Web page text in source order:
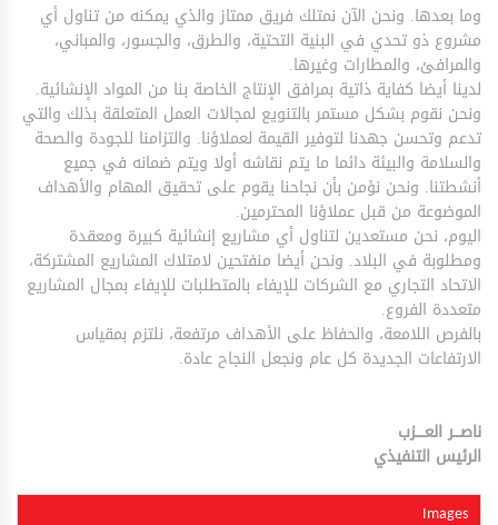
وما بعدها. ونحن الآن نمتلك فريق ممتاز والذي يمكنه من تناول أي
مشروع ذو تحدي في البنية التحتية، والطرق، والجسور، والمباني،
والمرافئ، والمطارات وغيرها.
لدينا أيضا كفاية ذاتية بمرافق الإنتاج الخاصة بنا من المواد الإنشائية.
ونحن نقوم بشكل مستمر بالتنويع لمجالات العمل المتعلقة بذلك والتي
تدعم وتحسن جهدنا لتوفير القيمة لعملاؤنا. والتزامنا للجودة والصحة
والسلامة والبيئة دائما ما يتم نقاشه أولا ويتم ضمانه في جميع
أنشطتنا. ونحن نؤمن بأن نجاحنا يقوم على تحقيق المهام والأهداف
الموضوعة من قبل عملاؤنا المحترمين.
اليوم، نحن مستعدين لتناول أي مشاريع إنشائية كبيرة ومعقدة
ومطلوبة في البلاد. ونحن أيضا منفتحين لامتلاك المشاريع المشتركة،
الاتحاد التجاري مع الشركات للإيفاء بالمتطلبات للإيفاء بمجال المشاريع
متعددة الفروع.
بالفرص اللامعة، والحفاظ على الأهداف مرتفعة، نلتزم بمقياس
الارتفاعات الجديدة كل عام ونجعل النجاح عادة.
ناصـــر العــــزب
الرئيس التنفيذي
Images